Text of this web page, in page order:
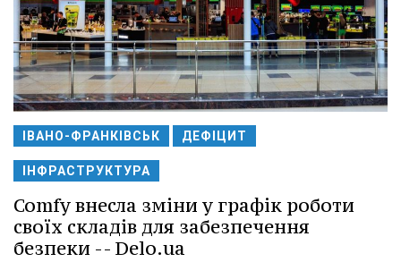
ІВАНО-ФРАНКІВСЬК ДЕФІЦИТ
ІНФРАСТРУКТУРА
Comfy внесла зміни у графік роботи
своїх складів для забезпечення
безпеки -- Delo.ua